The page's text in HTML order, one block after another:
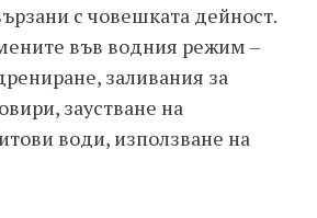
с човешката дейност.
във водния режим –
заливания за
заустване на
води, използване на